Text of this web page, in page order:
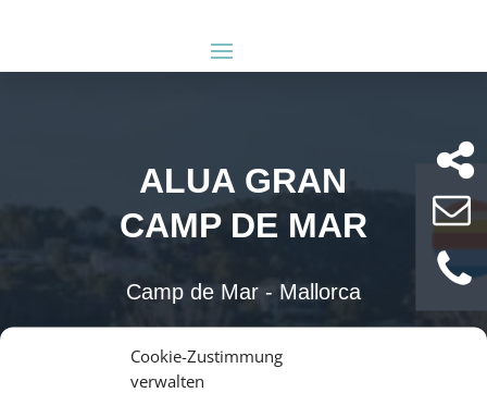
Cookie-Zustimmung
verwalten
ALUA GRAN
CAMP DE MAR
Camp de Mar - Mallorca
ab 762 € (p.P.)